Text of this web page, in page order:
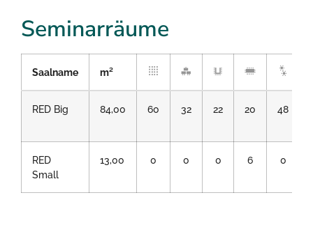
Seminarräume
Saalname m²
RED Big 84,00 60 32 22 20 48
RED
Small
13,00 0 0 0 6 0